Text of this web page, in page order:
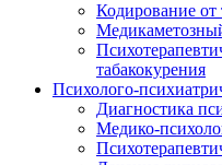
Кодирование от
табакокурения
Психолого-
Диагностика
Медико-